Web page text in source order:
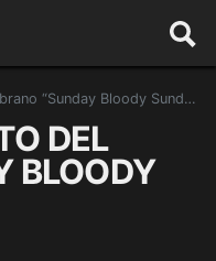
“Sunday Bloody Sunday”
DEL
BLOODY